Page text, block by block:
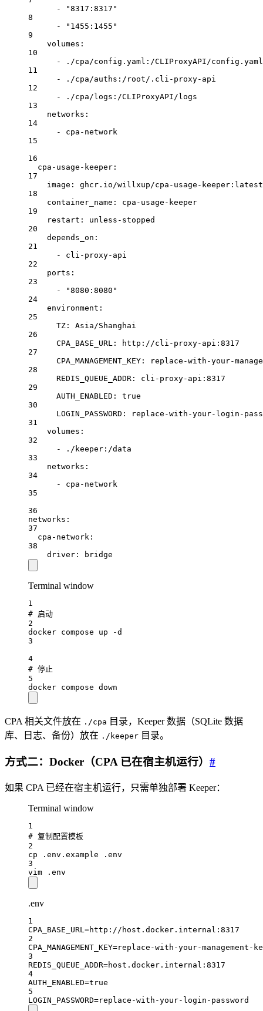
-
"8317:8317"
8
-
"1455:1455"
9
volumes :
10
-
./cpa/config.yaml:/CLIProxyAPI/config.yaml
11
-
./cpa/auths:/root/.cli-proxy-api
12
-
./cpa/logs:/CLIProxyAPI/logs
13
networks :
14
- cpa-network
15
16
cpa-usage-keeper :
17
image : ghcr.io/willxup/cpa-usage-keeper:latest
18
container_name : cpa-usage-keeper
19
restart : unless-stopped
20
depends_on :
21
- cli-proxy-api
22
ports :
23
-
"8080:8080"
24
environment :
25
TZ : Asia/Shanghai
26
CPA_BASE_URL :
http://cli-proxy-api:8317
27
CPA_MANAGEMENT_KEY :
replace-with-your-
28
REDIS_QUEUE_ADDR : cli-proxy-api:8317
29
AUTH_ENABLED : true
30
LOGIN_PASSWORD :
replace-with-your-login-
31
volumes :
32
-
./keeper:/data
33
networks :
34
- cpa-network
35
36
networks :
37
cpa-network :
38
driver : bridge
Terminal window
1
# 启动
2
docker compose up
-d
3
4
# 停止
5
docker compose down
CPA 相关文件放在 ./cpa 目录，Keeper 数据（SQLite 数据
库、日志、备份）放在 ./keeper 目录。
方式二：Docker（CPA 已在宿主机运行） #
如果 CPA 已经在宿主机运行，只需单独部署 Keeper：
Terminal window
1
# 复制配置模板
2
cp
.env.example
.env
3
vim
.env
.env
1
CPA_BASE_URL =http://host.docker.internal:8317
2
CPA_MANAGEMENT_KEY=replace-with-your-management-
3
REDIS_QUEUE_ADDR=host.docker.internal:8317
4
AUTH_ENABLED=true
5
LOGIN_PASSWORD=replace-with-your-login-password